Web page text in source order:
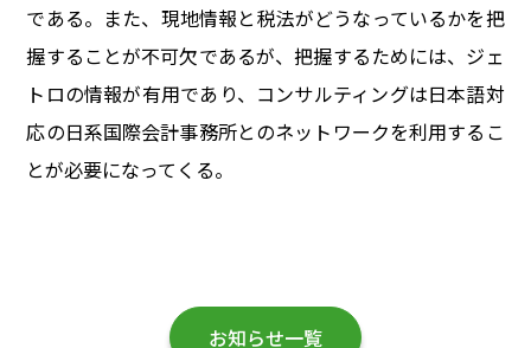
である。また、現地情報と税法がどうなっているかを把
握することが不可欠であるが、把握するためには、ジェ
トロの情報が有用であり、コンサルティングは日本語対
応の日系国際会計事務所とのネットワークを利用するこ
とが必要になってくる。
お知らせ一覧